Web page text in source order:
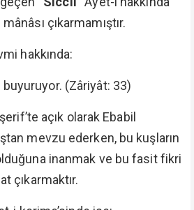
çıkarmamıştır.
hakkında:
buyuruyor. (Zâriyât: 33)
açık olarak Ebabil
mevzu ederken, bu kuşların
inanmak ve bu fasit fikri
çıkarmaktır.